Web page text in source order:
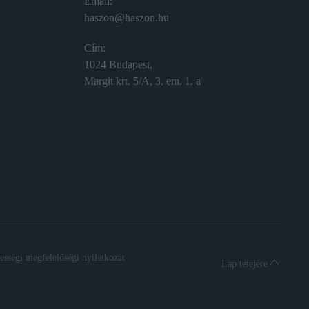
haszon@haszon.hu
Cím:
1024 Budapest,
Margit krt. 5/A, 3. em. 1. a
megfelelőségi nyilatkozat
Lap tetejére